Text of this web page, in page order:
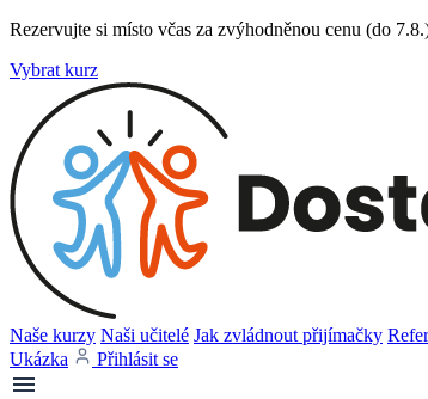
Rezervujte si místo včas za zvýhodněnou cenu (do
Vybrat kurz
Naše kurzy Naši učitelé Jak zvládnout přijímačky
Ukázka
Přihlásit se